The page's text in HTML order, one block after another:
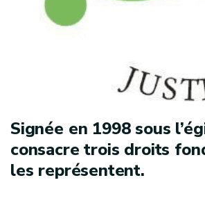
Signée en 1998 sous
consacre trois droits
les représentent.